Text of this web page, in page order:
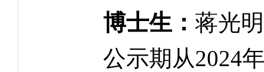
博士生： 蒋光
公示期从2024年